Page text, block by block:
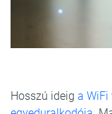
Hosszú ideig a